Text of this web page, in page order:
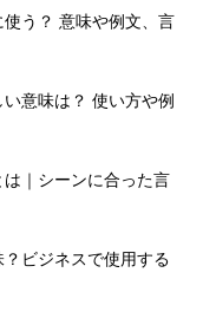
使う？ 意味や例文、言
い意味は？ 使い方や例
は｜シーンに合った言
？ビジネスで使用する